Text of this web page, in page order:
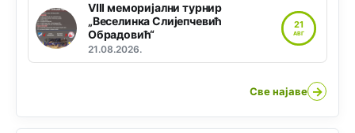
VIII меморијални турнир
„Веселинка Слијепчевић
Обрадовић“
21.08.2026.
21
АВГ
Све најаве →